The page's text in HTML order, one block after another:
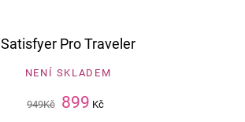
Satisfyer Pro Traveler
NENÍ SKLADEM
949Kč 899 Kč